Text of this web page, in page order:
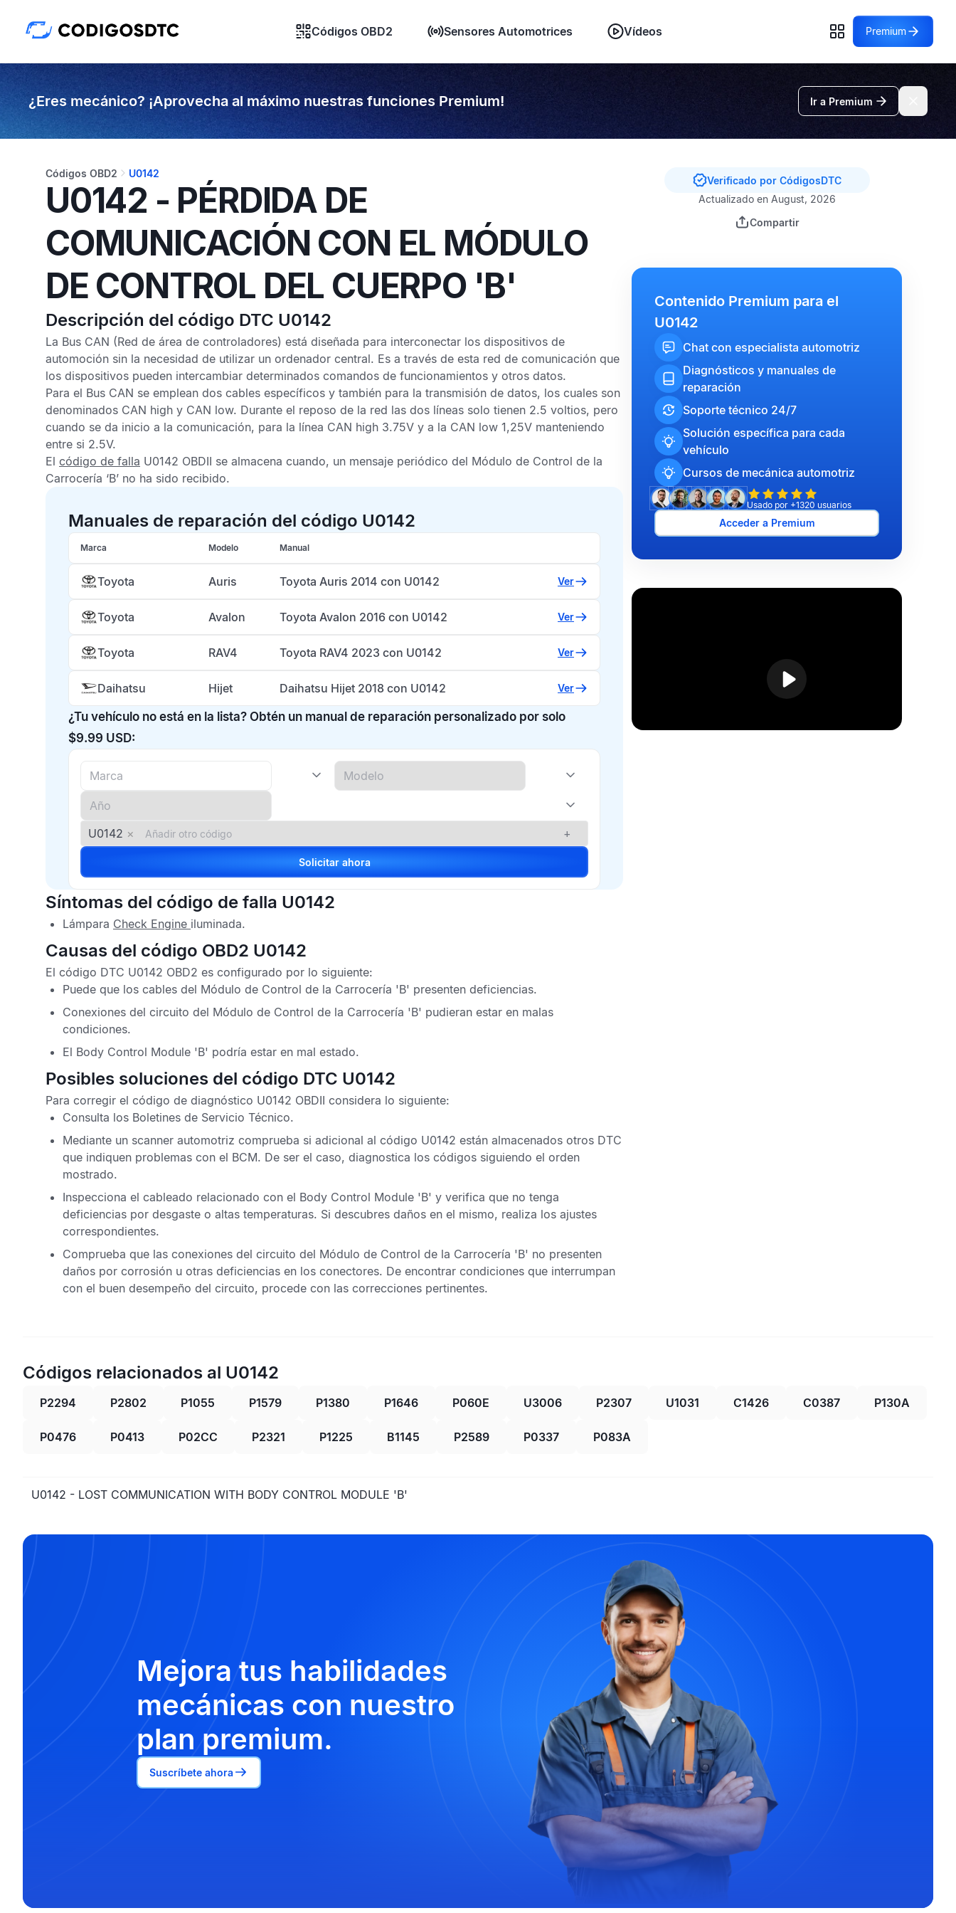
Códigos OBD2 Sensores Automotrices Vídeos Premium
¿Eres mecánico? ¡Aprovecha al máximo nuestras funciones Premium! Ir a Premium
Códigos OBD2 U0142
U0142 - PÉRDIDA DE
COMUNICACIÓN CON EL MÓDULO
DE CONTROL DEL CUERPO 'B'
Descripción del código DTC U0142
La Bus CAN (Red de área de controladores) está diseñada para interconectar los dispositivos de
automoción sin la necesidad de utilizar un ordenador central. Es a través de esta red de comunicación que
los dispositivos pueden intercambiar determinados comandos de funcionamientos y otros datos.
Para el Bus CAN se emplean dos cables específicos y también para la transmisión de datos, los cuales son
denominados CAN high y CAN low. Durante el reposo de la red las dos líneas solo tienen 2.5 voltios, pero
cuando se da inicio a la comunicación, para la línea CAN high 3.75V y a la CAN low 1,25V manteniendo
entre si 2.5V.
El código de falla U0142 OBDII se almacena cuando, un mensaje periódico del Módulo de Control de la
Carrocería ‘B’ no ha sido recibido.
Manuales de reparación del código U0142
Marca Modelo Manual
Toyota Auris Toyota Auris 2014 con U0142 Ver
Toyota Avalon Toyota Avalon 2016 con U0142 Ver
Toyota RAV4 Toyota RAV4 2023 con U0142 Ver
Daihatsu Hijet Daihatsu Hijet 2018 con U0142 Ver
¿Tu vehículo no está en la lista? Obtén un manual de reparación personalizado por solo
$9.99 USD:
U0142 × +
Solicitar ahora
Síntomas del código de falla U0142
Lámpara Check Engine iluminada.
Causas del código OBD2 U0142
El código DTC U0142 OBD2 es configurado por lo siguiente:
Puede que los cables del Módulo de Control de la Carrocería 'B' presenten deficiencias.
Conexiones del circuito del Módulo de Control de la Carrocería 'B' pudieran estar en malas
condiciones.
El Body Control Module 'B' podría estar en mal estado.
Posibles soluciones del código DTC U0142
Para corregir el código de diagnóstico U0142 OBDII considera lo siguiente:
Consulta los Boletines de Servicio Técnico.
Mediante un scanner automotriz comprueba si adicional al código U0142 están almacenados otros DTC
que indiquen problemas con el BCM. De ser el caso, diagnostica los códigos siguiendo el orden
mostrado.
Inspecciona el cableado relacionado con el Body Control Module 'B' y verifica que no tenga
deficiencias por desgaste o altas temperaturas. Si descubres daños en el mismo, realiza los ajustes
correspondientes.
Comprueba que las conexiones del circuito del Módulo de Control de la Carrocería 'B' no presenten
daños por corrosión u otras deficiencias en los conectores. De encontrar condiciones que interrumpan
con el buen desempeño del circuito, procede con las correcciones pertinentes.
Verificado por CódigosDTC
Actualizado en August, 2026
Compartir
Contenido Premium para el
U0142
Chat con especialista automotriz
Diagnósticos y manuales de
reparación
Soporte técnico 24/7
Solución específica para cada
vehículo
Cursos de mecánica automotriz
Usado por +1320 usuarios
Acceder a Premium
Códigos relacionados al U0142
P2294 P2802 P1055 P1579 P1380 P1646 P060E U3006 P2307 U1031 C1426 C0387 P130A
P0476 P0413 P02CC P2321 P1225 B1145 P2589 P0337 P083A
U0142 - LOST COMMUNICATION WITH BODY CONTROL MODULE 'B'
Mejora tus habilidades
mecánicas con nuestro
plan premium.
Suscríbete ahora